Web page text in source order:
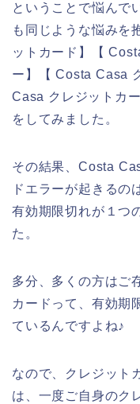
ということで悩んで
も同じような悩みを
ットカード】【
ー】【 Costa Casa
Casa クレジットカ
をしてみました。
その結果、Costa
ドエラーが起きるの
有効期限切れが１つ
た。
多分、多くの方はご
カードって、有効期
ているんですよね♪
なので、クレジット
は、一度ご自身のク